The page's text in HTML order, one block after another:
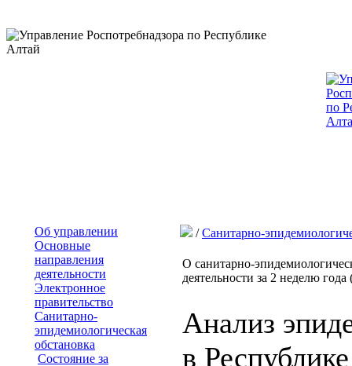
Об управлении
Основные
направления
деятельности
Электронное
правительство
Санитарно-
эпидемиологическая
обстановка
Состояние за
/Санитарно-
О санитарно-
деятельности за 2 неделю
Анализ
в